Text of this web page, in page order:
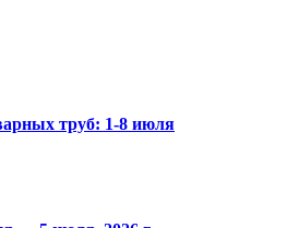
труб: 1-8 июля